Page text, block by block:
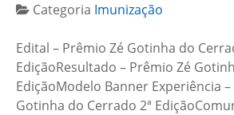
Categoria Imunização
Edital – Prêmio Zé Gotinha do
EdiçãoResultado – Prêmio Zé
EdiçãoModelo Banner Experiência
Gotinha do Cerrado 2ª